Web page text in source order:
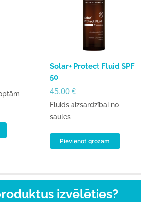
Solar+ Protect Fluid SPF
50
45,00 €
Fluids aizsardzībai no
saules
Pievienot grozam
izvēlēties?